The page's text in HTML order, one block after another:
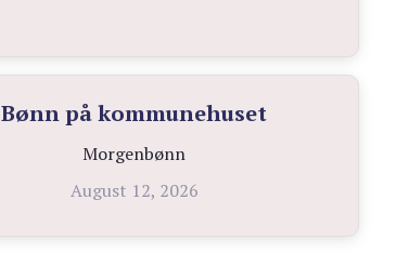
Bønn på kommunehuset
Morgenbønn
August 12, 2026